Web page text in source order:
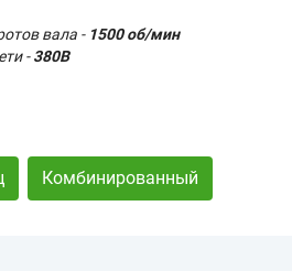
вала - 1500 об/мин
-380В
Комбинированный